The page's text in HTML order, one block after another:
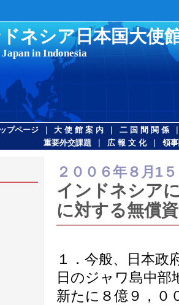
ネシア日本国大使
in Indonesia
プページ | 大 使 館 案 内 | 二 国 間 関 係
重要外交課題 | 広 報 文 化 | 領
２００６年８月1
インドネシア
に対する無償
１．今般、日本政
日のジャワ島中
新たに８億９，０